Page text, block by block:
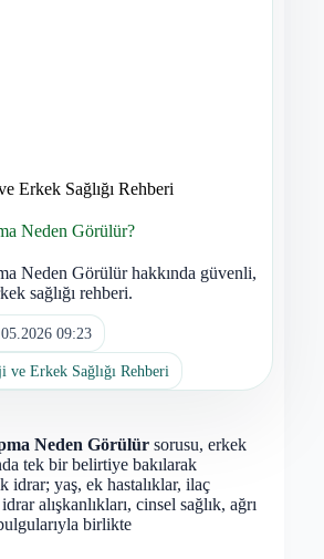
Erkek Sağlığı Rehberi
Neden Görülür?
Neden Görülür hakkında güvenli,
sağlığı rehberi.
09:23
ve Erkek Sağlığı Rehberi
Neden Görülür sorusu, erkek
tek bir belirtiye bakılarak
idrar; yaş, ek hastalıklar, ilaç
alışkanlıkları, cinsel sağlık, ağrı
birlikte